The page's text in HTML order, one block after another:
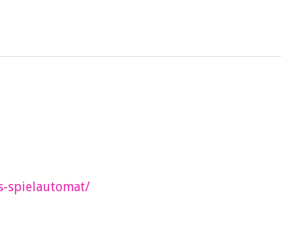
spielautomat/